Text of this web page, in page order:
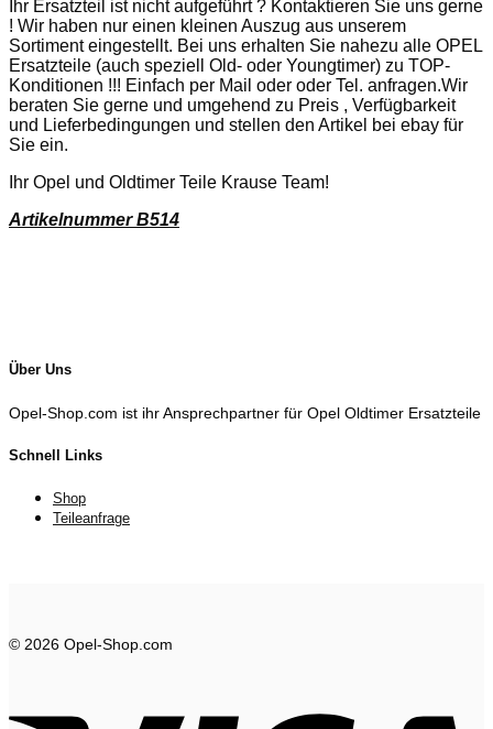
Ihr Ersatzteil ist nicht aufgeführt ? Kontaktieren Sie uns gerne
! Wir haben nur einen kleinen Auszug aus unserem
Sortiment eingestellt. Bei uns erhalten Sie nahezu alle OPEL
Ersatzteile (auch speziell Old- oder Youngtimer) zu TOP-
Konditionen !!! Einfach per Mail oder oder Tel. anfragen.Wir
beraten Sie gerne und umgehend zu Preis , Verfügbarkeit
und Lieferbedingungen und stellen den Artikel bei ebay für
Sie ein.
Ihr Opel und Oldtimer Teile Krause Team!
Artikelnummer B514
Über Uns
Opel-Shop.com ist ihr Ansprechpartner für Opel Oldtimer Ersatzteile
Schnell Links
Shop
Teileanfrage
© 2026 Opel-Shop.com